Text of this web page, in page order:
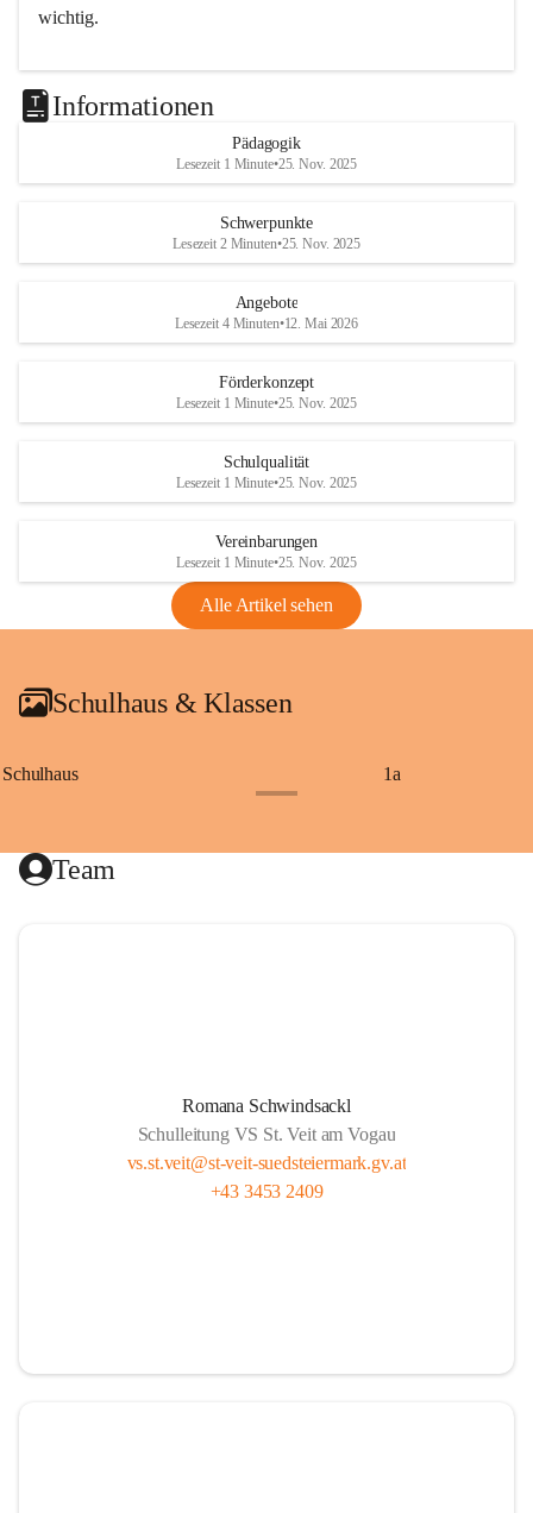
wichtig.
Informationen
Pädagogik
Lesezeit 1 Minute•25. Nov. 2025
Schwerpunkte
Lesezeit 2 Minuten•25. Nov. 2025
Angebote
Lesezeit 4 Minuten•12. Mai 2026
Förderkonzept
Lesezeit 1 Minute•25. Nov. 2025
Schulqualität
Lesezeit 1 Minute•25. Nov. 2025
Vereinbarungen
Lesezeit 1 Minute•25. Nov. 2025
Alle Artikel sehen
Schulhaus & Klassen
Schulhaus 1a
Team
Romana Schwindsackl
Schulleitung VS St. Veit am Vogau
vs.st.veit@st-veit-suedsteiermark.gv.at
+43 3453 2409